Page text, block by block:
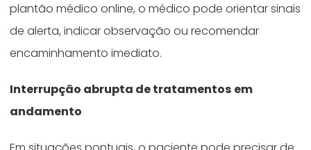
plantão médico online, o médico pode orientar sinais
de alerta, indicar observação ou recomendar
encaminhamento imediato.
Interrupção abrupta de tratamentos em
andamento